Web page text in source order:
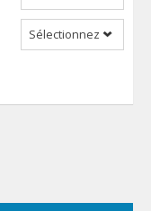
Sélectionnez